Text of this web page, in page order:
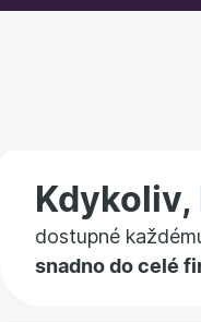
dostupné
snadno do celé